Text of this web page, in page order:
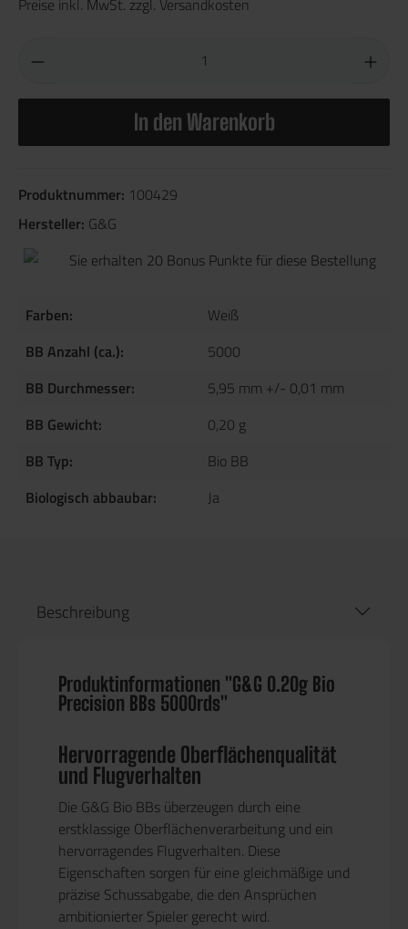
In den Warenkorb
Produktnummer: 100429
Hersteller: G&G
Sie erhalten 20 Bonus Punkte für diese Bestellung
Farben:
Weiß
BB Anzahl (ca.):
5000
BB Durchmesser:
5,95 mm +/- 0,01 mm
BB Gewicht:
0,20 g
BB Typ:
Bio BB
Biologisch abbaubar:
Ja
Beschreibung
Produktinformationen "G&G 0.20g Bio
Precision BBs 5000rds"
Hervorragende Oberflächenqualität
und Flugverhalten
Die G&G Bio BBs überzeugen durch eine
erstklassige Oberflächenverarbeitung und ein
hervorragendes Flugverhalten. Diese
Eigenschaften sorgen für eine gleichmäßige und
präzise Schussabgabe, die den Ansprüchen
ambitionierter Spieler gerecht wird.